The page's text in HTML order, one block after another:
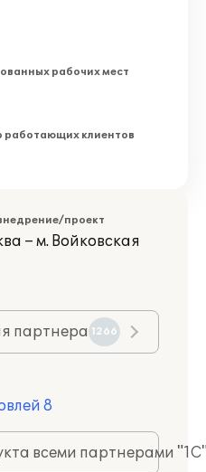
рабочих мест
работающих клиентов
проект
– м. Войковская
партнера 1266
8
всеми партнерами